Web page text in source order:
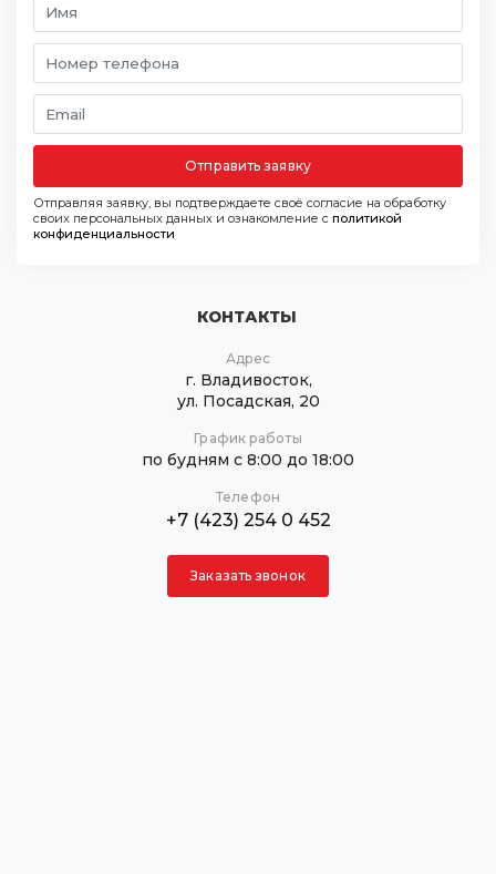
Отправить заявку
Отправляя заявку, вы подтверждаете своё согласие на обработку
своих персональных данных и ознакомление с политикой
конфиденциальности
КОНТАКТЫ
Адрес
г. Владивосток,
ул. Посадская, 20
График работы
по будням с 8:00 до 18:00
Телефон
+7 (423) 254 0 452
Заказать звонок